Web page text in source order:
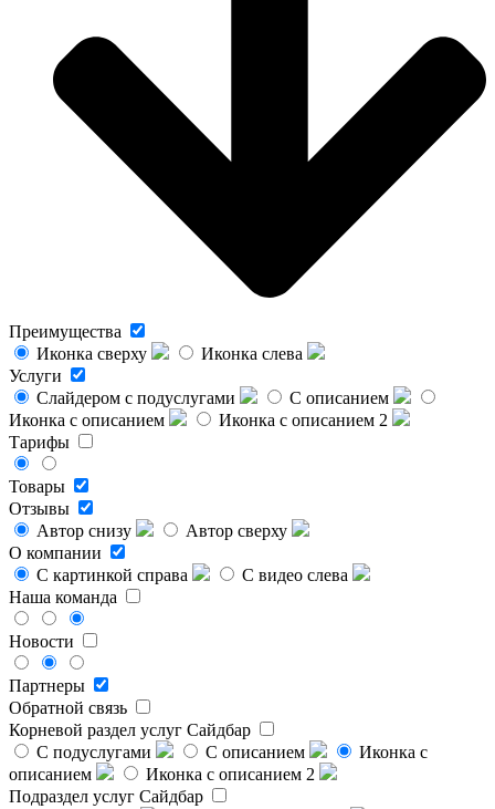
Преимущества
Иконка сверху
Иконка слева
Услуги
Слайдером с подуслугами
С описанием
Иконка с описанием
Иконка с описанием 2
Тарифы
Товары
Отзывы
Автор снизу
Автор сверху
О компании
С картинкой справа
С видео слева
Наша команда
Новости
Партнеры
Обратной связь
Корневой раздел услуг Сайдбар
С подуслугами
С описанием
Иконка с
описанием
Иконка с описанием 2
Подраздел услуг Сайдбар